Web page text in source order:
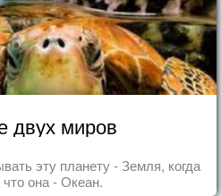
двух миров
эту планету - Земля, когда
она - Океан.